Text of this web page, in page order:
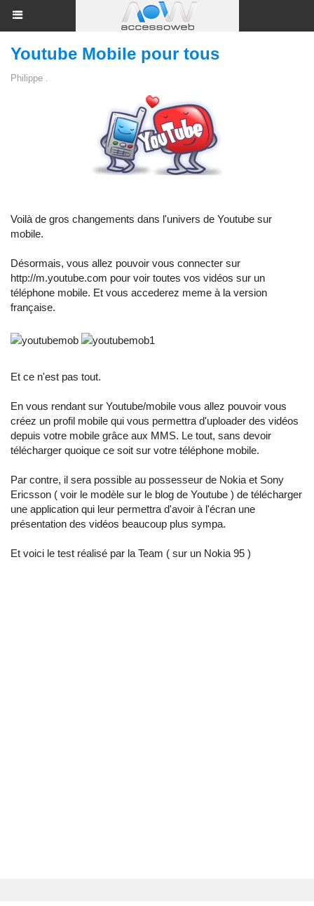
Youtube Mobile pour tous
Philippe .
Voilà de gros changements dans l'univers de Youtube sur
mobile.
Désormais, vous allez pouvoir vous connecter sur
http://m.youtube.com pour voir toutes vos vidéos sur un
téléphone mobile. Et vous accederez meme à la version
française.
Et ce n'est pas tout.
En vous rendant sur Youtube/mobile vous allez pouvoir vous
créez un profil mobile qui vous permettra d'uploader des vidéos
depuis votre mobile grâce aux MMS. Le tout, sans devoir
télécharger quoique ce soit sur votre téléphone mobile.
Par contre, il sera possible au possesseur de Nokia et Sony
Ericsson ( voir le modèle sur le blog de Youtube ) de télécharger
une application qui leur permettra d'avoir à l'écran une
présentation des vidéos beaucoup plus sympa.
Et voici le test réalisé par la Team ( sur un Nokia 95 )